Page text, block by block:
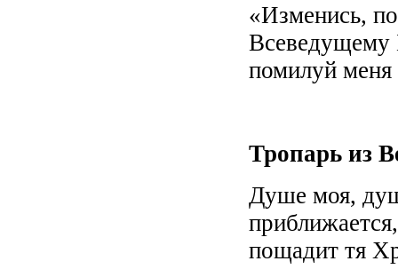
«Изменись,
Всеведущему
помилуй
Тропарь из
Душе моя,
пощадит тя